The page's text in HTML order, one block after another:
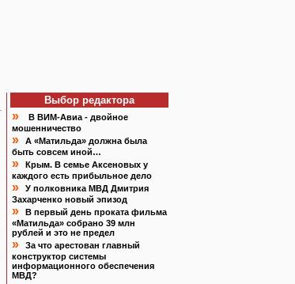
Выбор редактора
»
В ВИМ-Авиа - двойное
мошенничество
»
А «Матильда» должна была
быть совсем иной…
»
Крым. В семье Аксеновых у
каждого есть прибыльное дело
»
У полковника МВД Дмитрия
Захарченко новый эпизод
»
В первый день проката фильма
«Матильда» собрано 39 млн
рублей и это не предел
»
За что арестован главный
конструктор системы
информационного обеспечения
МВД?